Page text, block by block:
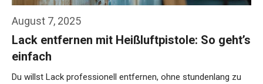
August 7, 2025
Lack entfernen mit Heißluftpistole: So geht’s
einfach
Du willst Lack professionell entfernen, ohne stundenlang zu